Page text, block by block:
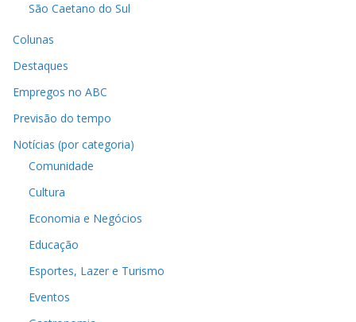
São Caetano do Sul
Colunas
Destaques
Empregos no ABC
Previsão do tempo
Notícias (por categoria)
Comunidade
Cultura
Economia e Negócios
Educação
Esportes, Lazer e Turismo
Eventos